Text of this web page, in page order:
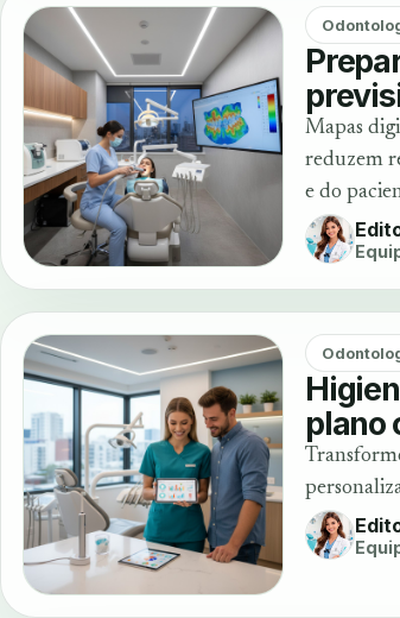
Mapas
reduzem
e do
plano